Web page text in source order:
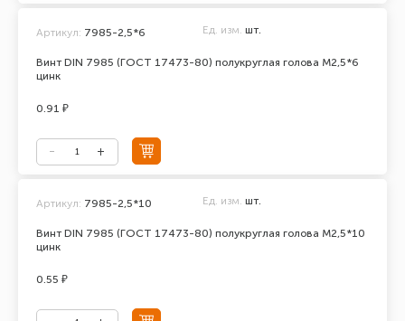
Винт DIN 7985 (ГОСТ 17473-80) полукруглая голова М2,5*6
цинк
Артикул: 7985-2,5*6 Ед. изм. шт.
0.91 ₽
Винт DIN 7985 (ГОСТ 17473-80) полукруглая голова М2,5*10
цинк
Артикул: 7985-2,5*10 Ед. изм. шт.
0.55 ₽